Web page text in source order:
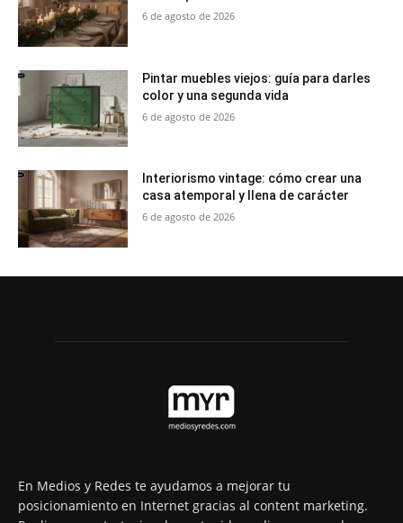
6 de agosto de 2026
Pintar muebles viejos: guía para darles
color y una segunda vida
6 de agosto de 2026
Interiorismo vintage: cómo crear una
casa atemporal y llena de carácter
6 de agosto de 2026
En Medios y Redes te ayudamos a mejorar tu
posicionamiento en Internet gracias al content marketing.